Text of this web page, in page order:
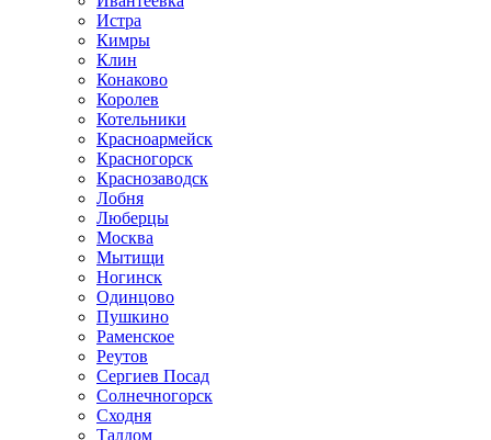
Истра
Кимры
Клин
Конаково
Королев
Котельники
Красноармейск
Красногорск
Краснозаводск
Лобня
Люберцы
Москва
Мытищи
Ногинск
Одинцово
Пушкино
Раменское
Реутов
Сергиев Посад
Солнечногорск
Сходня
Талдом